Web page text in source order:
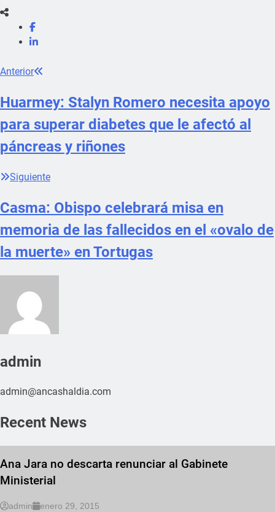
Anterior
Huarmey: Stalyn Romero necesita apoyo
para superar diabetes que le afectó al
páncreas y riñones
Siguiente
Casma: Obispo celebrará misa en
memoria de las fallecidos en el «ovalo de
la muerte» en Tortugas
admin
admin@ancashaldia.com
Recent News
Ana Jara no descarta renunciar al Gabinete
Ministerial
admin enero 29, 2015